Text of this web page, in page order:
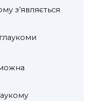
з’являється